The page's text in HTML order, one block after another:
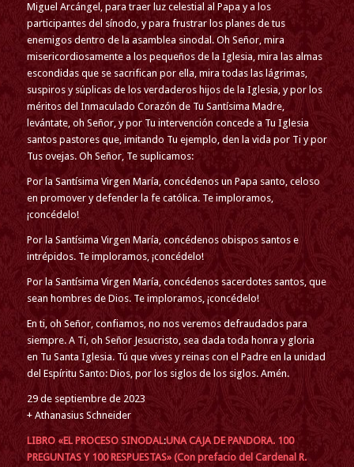
Miguel Arcángel, para traer luz celestial al Papa y a los
participantes del sínodo, y para frustrar los planes de tus
enemigos dentro de la asamblea sinodal. Oh Señor, mira
misericordiosamente a los pequeños de la Iglesia, mira las almas
escondidas que se sacrifican por ella, mira todas las lágrimas,
suspiros y súplicas de los verdaderos hijos de la Iglesia, y por los
méritos del Inmaculado Corazón de Tu Santísima Madre,
levántate, oh Señor, y por Tu intervención concede a Tu Iglesia
santos pastores que, imitando Tu ejemplo, den la vida por Ti y por
Tus ovejas. Oh Señor, Te suplicamos:
Por la Santísima Virgen María, concédenos un Papa santo, celoso
en promover y defender la fe católica. Te imploramos,
¡concédelo!
Por la Santísima Virgen María, concédenos obispos santos e
intrépidos. Te imploramos, ¡concédelo!
Por la Santísima Virgen María, concédenos sacerdotes santos, que
sean hombres de Dios. Te imploramos, ¡concédelo!
En ti, oh Señor, confiamos, no nos veremos defraudados para
siempre. A Ti, oh Señor Jesucristo, sea dada toda honra y gloria
en Tu Santa Iglesia. Tú que vives y reinas con el Padre en la unidad
del Espíritu Santo: Dios, por los siglos de los siglos. Amén.
29 de septiembre de 2023
+ Athanasius Schneider
LIBRO «EL PROCESO SINODAL:UNA CAJA DE PANDORA. 100
PREGUNTAS Y 100 RESPUESTAS» (Con prefacio del Cardenal R.